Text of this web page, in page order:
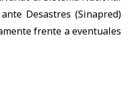
Desastres (Sinapred)
frente a eventuales